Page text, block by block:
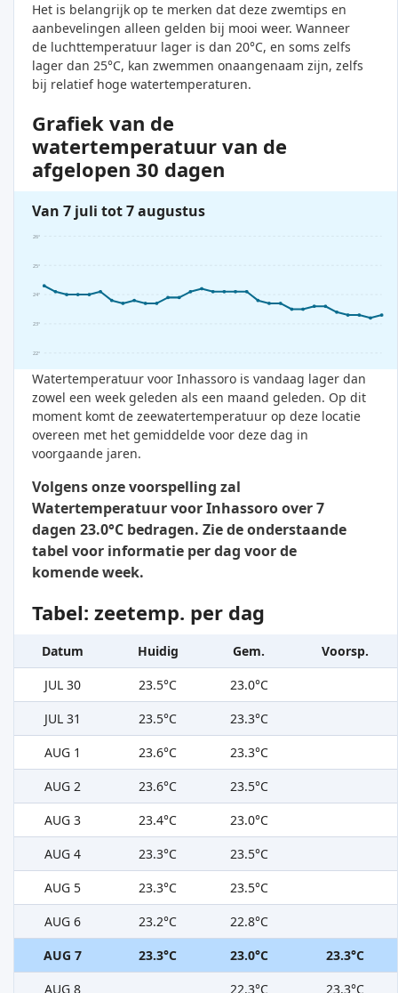
Het is belangrijk op te merken dat deze zwemtips en
aanbevelingen alleen gelden bij mooi weer. Wanneer
de luchttemperatuur lager is dan 20°C, en soms zelfs
lager dan 25°C, kan zwemmen onaangenaam zijn, zelfs
bij relatief hoge watertemperaturen.
Grafiek van de
watertemperatuur van de
afgelopen 30 dagen
Van 7 juli tot 7 augustus
22°
23°
24°
25°
26°
Watertemperatuur voor Inhassoro is vandaag lager dan
zowel een week geleden als een maand geleden. Op dit
moment komt de zeewatertemperatuur op deze locatie
overeen met het gemiddelde voor deze dag in
voorgaande jaren.
Volgens onze voorspelling zal
Watertemperatuur voor Inhassoro over 7
dagen 23.0°C bedragen. Zie de onderstaande
tabel voor informatie per dag voor de
komende week.
Tabel: zeetemp. per dag
Datum Huidig Gem.
Voorsp.
JUL 30
23.5°C
23.0°C
JUL 31
23.5°C
23.3°C
AUG 1
23.6°C
23.3°C
AUG 2
23.6°C
23.5°C
AUG 3
23.4°C
23.0°C
AUG 4
23.3°C
23.5°C
AUG 5
23.3°C
23.5°C
AUG 6
23.2°C
22.8°C
AUG 7
23.3°C 23.0°C
23.3°C
AUG 8
22.3°C 23.3°C